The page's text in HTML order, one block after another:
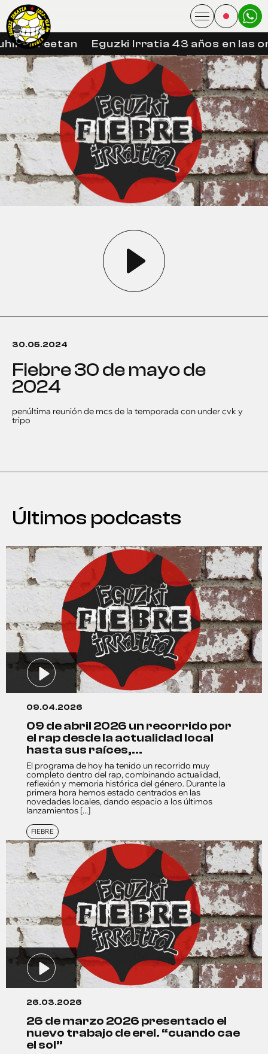
libreetan Eguzki Irratia 43 años en las
30.05.2024
fiebre 30 de mayo de
2024
penúltima reunión de mcs de la temporada con under cvk y
tripo
Últimos podcasts
09.04.2026
09 de abril 2026 un recorrido por
el rap desde la actualidad local
hasta sus raíces,...
El programa de hoy ha tenido un recorrido muy
completo dentro del rap, combinando actualidad,
reflexión y memoria histórica del género. Durante la
primera hora hemos estado centrados en las
novedades locales, dando espacio a los últimos
lanzamientos [...]
FIEBRE
26.03.2026
26 de marzo 2026 presentado el
nuevo trabajo de erel. “cuando cae
el sol”